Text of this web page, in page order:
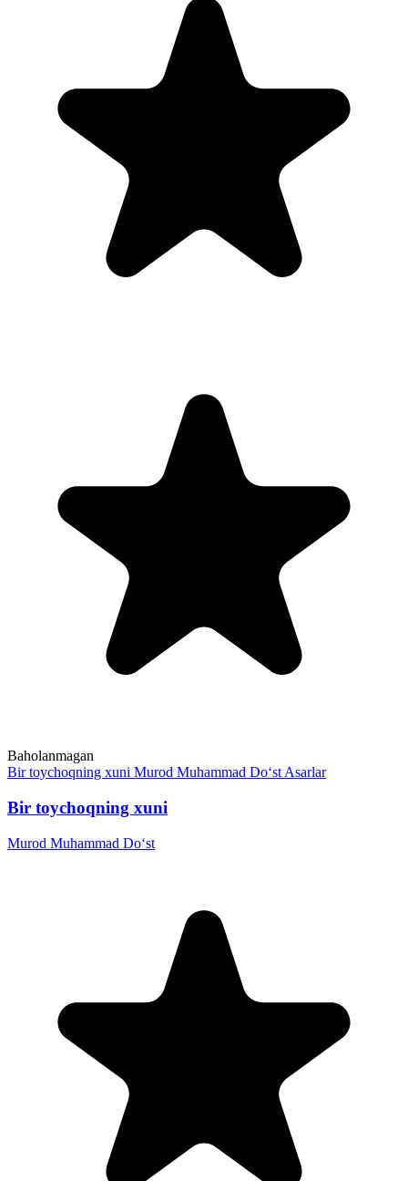
Baholanmagan
Bir toychoqning xuni Murod Muhammad Do‘st Asarlar
Bir toychoqning xuni
Murod Muhammad Do‘st